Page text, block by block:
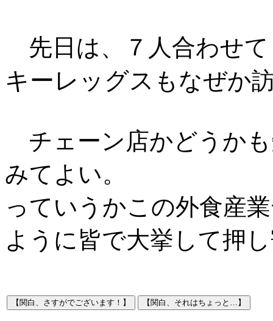
先日は、７人合わせ
キーレッグス もなぜか
チェーン店かどうか
みてよい。
っていうかこの外食産
ように皆で大挙して押